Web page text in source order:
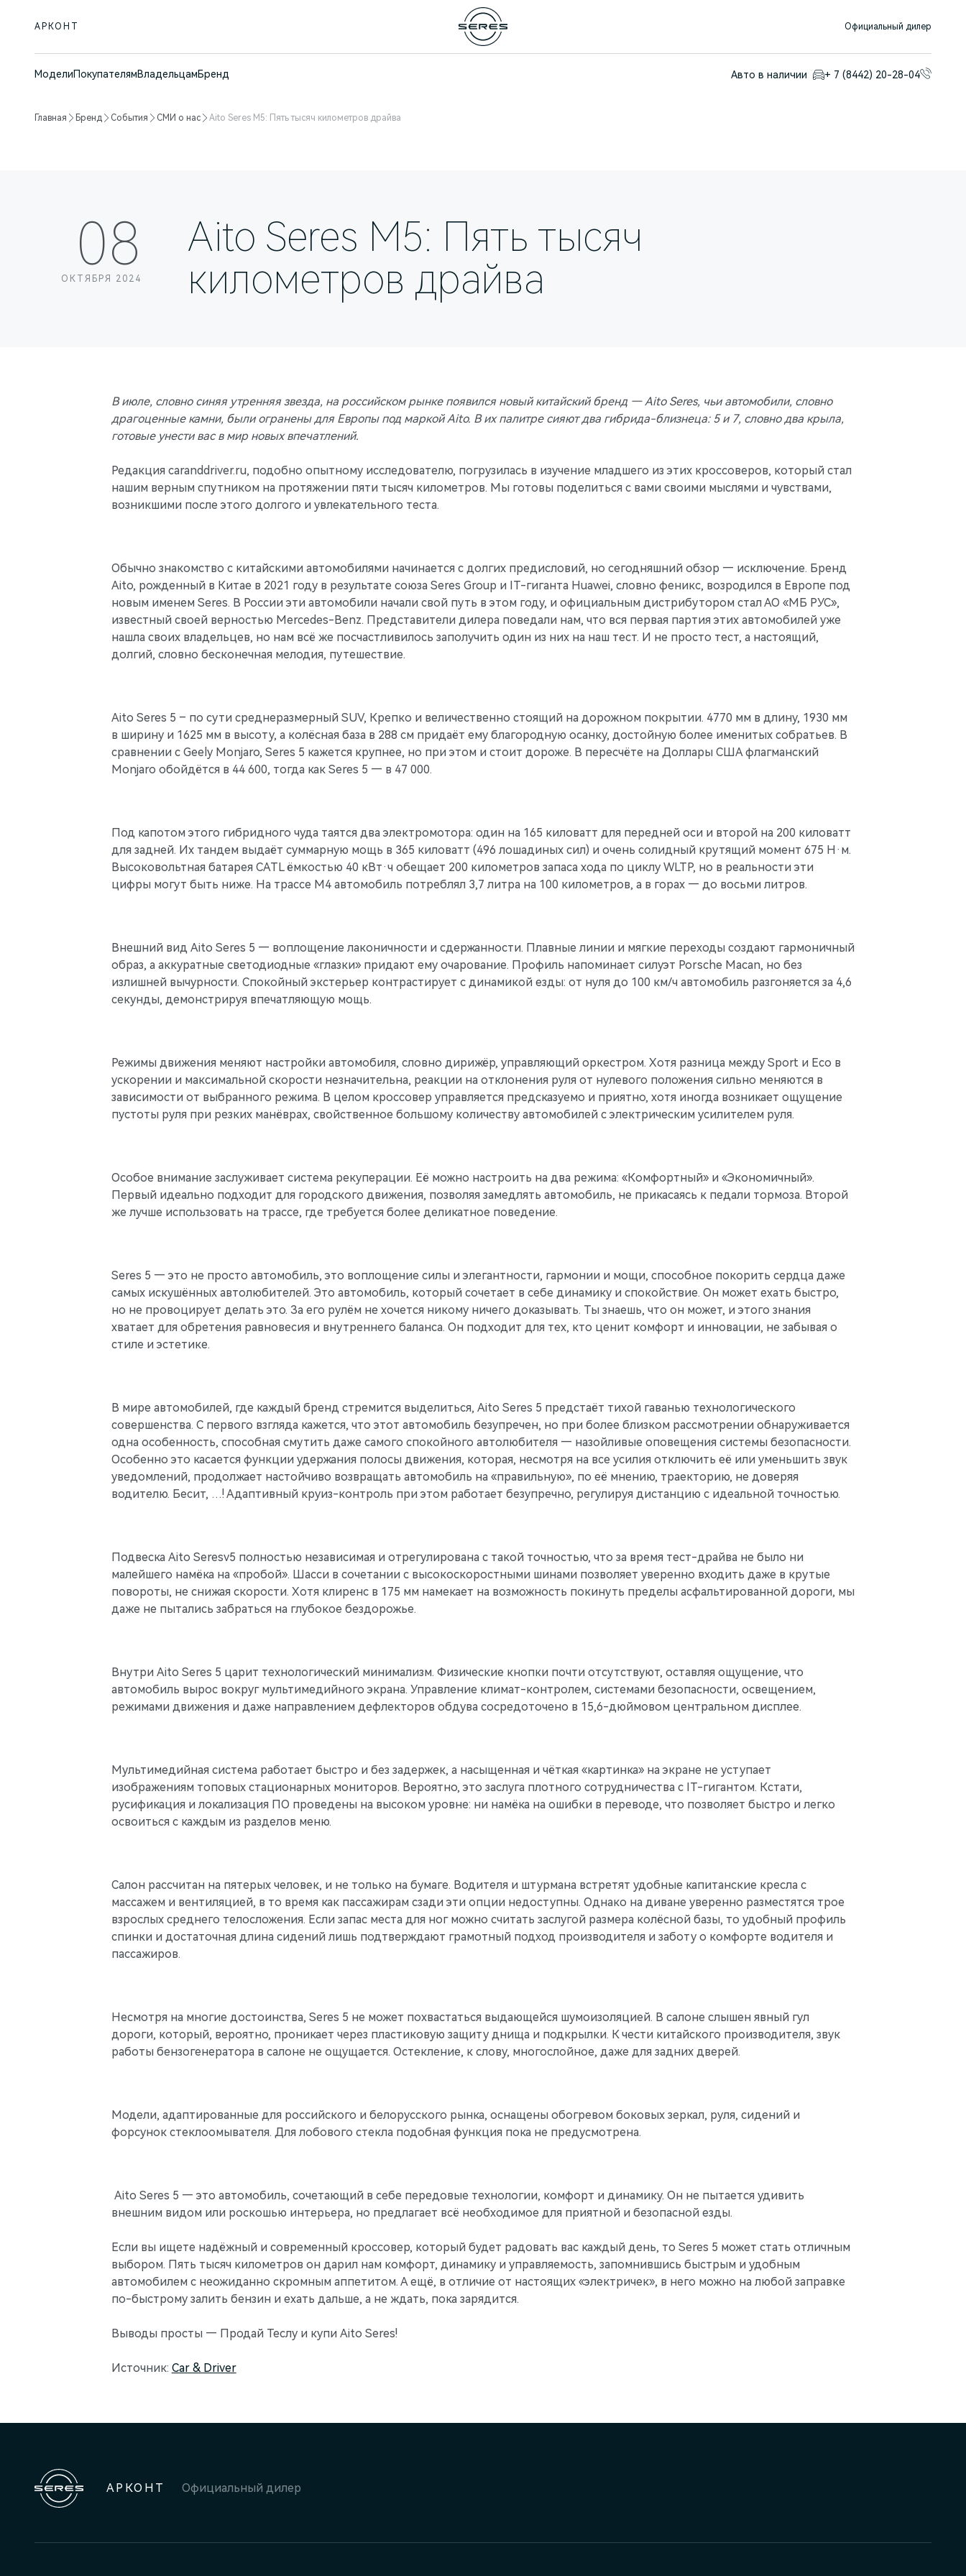
АРКОНТ Официальный дилер
МоделиПокупателямВладельцамБренд Авто в наличии + 7 (8442) 20-28-04
Главная Бренд События СМИ о нас Aito Seres М5: Пять тысяч километров драйва
08
ОКТЯБРЯ 2024
Aito Seres М5: Пять тысяч
километров драйва
В июле, словно синяя утренняя звезда, на российском рынке появился новый китайский бренд — Aito Seres, чьи автомобили, словно
драгоценные камни, были огранены для Европы под маркой Aito. В их палитре сияют два гибрида-близнеца: 5 и 7, словно два крыла,
готовые унести вас в мир новых впечатлений.
Редакция caranddriver.ru, подобно опытному исследователю, погрузилась в изучение младшего из этих кроссоверов, который стал
нашим верным спутником на протяжении пяти тысяч километров. Мы готовы поделиться с вами своими мыслями и чувствами,
возникшими после этого долгого и увлекательного теста.
Обычно знакомство с китайскими автомобилями начинается с долгих предисловий, но сегодняшний обзор — исключение. Бренд
Aito, рожденный в Китае в 2021 году в результате союза Seres Group и IT-гиганта Huawei, словно феникс, возродился в Европе под
новым именем Seres. В России эти автомобили начали свой путь в этом году, и официальным дистрибутором стал АО «МБ РУС»,
известный своей верностью Mercedes-Benz. Представители дилера поведали нам, что вся первая партия этих автомобилей уже
нашла своих владельцев, но нам всё же посчастливилось заполучить один из них на наш тест. И не просто тест, а настоящий,
долгий, словно бесконечная мелодия, путешествие.
Aito Seres 5 – по сути среднеразмерный SUV, Крепко и величественно стоящий на дорожном покрытии. 4770 мм в длину, 1930 мм
в ширину и 1625 мм в высоту, а колёсная база в 288 см придаёт ему благородную осанку, достойную более именитых собратьев. В
сравнении с Geely Monjaro, Seres 5 кажется крупнее, но при этом и стоит дороже. В пересчёте на Доллары США флагманский
Monjaro обойдётся в 44 600, тогда как Seres 5 — в 47 000.
Под капотом этого гибридного чуда таятся два электромотора: один на 165 киловатт для передней оси и второй на 200 киловатт
для задней. Их тандем выдаёт суммарную мощь в 365 киловатт (496 лошадиных сил) и очень солидный крутящий момент 675 Н·м.
Высоковольтная батарея CATL ёмкостью 40 кВт·ч обещает 200 километров запаса хода по циклу WLTP, но в реальности эти
цифры могут быть ниже. На трассе М4 автомобиль потреблял 3,7 литра на 100 километров, а в горах — до восьми литров.
Внешний вид Aito Seres 5 — воплощение лаконичности и сдержанности. Плавные линии и мягкие переходы создают гармоничный
образ, а аккуратные светодиодные «глазки» придают ему очарование. Профиль напоминает силуэт Porsche Macan, но без
излишней вычурности. Спокойный экстерьер контрастирует с динамикой езды: от нуля до 100 км/ч автомобиль разгоняется за 4,6
секунды, демонстрируя впечатляющую мощь.
Режимы движения меняют настройки автомобиля, словно дирижёр, управляющий оркестром. Хотя разница между Sport и Eco в
ускорении и максимальной скорости незначительна, реакции на отклонения руля от нулевого положения сильно меняются в
зависимости от выбранного режима. В целом кроссовер управляется предсказуемо и приятно, хотя иногда возникает ощущение
пустоты руля при резких манёврах, свойственное большому количеству автомобилей с электрическим усилителем руля.
Особое внимание заслуживает система рекуперации. Её можно настроить на два режима: «Комфортный» и «Экономичный».
Первый идеально подходит для городского движения, позволяя замедлять автомобиль, не прикасаясь к педали тормоза. Второй
же лучше использовать на трассе, где требуется более деликатное поведение.
Seres 5 — это не просто автомобиль, это воплощение силы и элегантности, гармонии и мощи, способное покорить сердца даже
самых искушённых автолюбителей. Это автомобиль, который сочетает в себе динамику и спокойствие. Он может ехать быстро,
но не провоцирует делать это. За его рулём не хочется никому ничего доказывать. Ты знаешь, что он может, и этого знания
хватает для обретения равновесия и внутреннего баланса. Он подходит для тех, кто ценит комфорт и инновации, не забывая о
стиле и эстетике.
В мире автомобилей, где каждый бренд стремится выделиться, Aito Seres 5 предстаёт тихой гаванью технологического
совершенства. С первого взгляда кажется, что этот автомобиль безупречен, но при более близком рассмотрении обнаруживается
одна особенность, способная смутить даже самого спокойного автолюбителя — назойливые оповещения системы безопасности.
Особенно это касается функции удержания полосы движения, которая, несмотря на все усилия отключить её или уменьшить звук
уведомлений, продолжает настойчиво возвращать автомобиль на «правильную», по её мнению, траекторию, не доверяя
водителю. Бесит, …! Адаптивный круиз-контроль при этом работает безупречно, регулируя дистанцию с идеальной точностью.
Подвеска Aito Seresv5 полностью независимая и отрегулирована с такой точностью, что за время тест-драйва не было ни
малейшего намёка на «пробой». Шасси в сочетании с высокоскоростными шинами позволяет уверенно входить даже в крутые
повороты, не снижая скорости. Хотя клиренс в 175 мм намекает на возможность покинуть пределы асфальтированной дороги, мы
даже не пытались забраться на глубокое бездорожье.
Внутри Aito Seres 5 царит технологический минимализм. Физические кнопки почти отсутствуют, оставляя ощущение, что
автомобиль вырос вокруг мультимедийного экрана. Управление климат-контролем, системами безопасности, освещением,
режимами движения и даже направлением дефлекторов обдува сосредоточено в 15,6-дюймовом центральном дисплее.
Мультимедийная система работает быстро и без задержек, а насыщенная и чёткая «картинка» на экране не уступает
изображениям топовых стационарных мониторов. Вероятно, это заслуга плотного сотрудничества с IT-гигантом. Кстати,
русификация и локализация ПО проведены на высоком уровне: ни намёка на ошибки в переводе, что позволяет быстро и легко
освоиться с каждым из разделов меню.
Салон рассчитан на пятерых человек, и не только на бумаге. Водителя и штурмана встретят удобные капитанские кресла с
массажем и вентиляцией, в то время как пассажирам сзади эти опции недоступны. Однако на диване уверенно разместятся трое
взрослых среднего телосложения. Если запас места для ног можно считать заслугой размера колёсной базы, то удобный профиль
спинки и достаточная длина сидений лишь подтверждают грамотный подход производителя и заботу о комфорте водителя и
пассажиров.
Несмотря на многие достоинства, Seres 5 не может похвастаться выдающейся шумоизоляцией. В салоне слышен явный гул
дороги, который, вероятно, проникает через пластиковую защиту днища и подкрылки. К чести китайского производителя, звук
работы бензогенератора в салоне не ощущается. Остекление, к слову, многослойное, даже для задних дверей.
Модели, адаптированные для российского и белорусского рынка, оснащены обогревом боковых зеркал, руля, сидений и
форсунок стеклоомывателя. Для лобового стекла подобная функция пока не предусмотрена.
Aito Seres 5 — это автомобиль, сочетающий в себе передовые технологии, комфорт и динамику. Он не пытается удивить
внешним видом или роскошью интерьера, но предлагает всё необходимое для приятной и безопасной езды.
Если вы ищете надёжный и современный кроссовер, который будет радовать вас каждый день, то Seres 5 может стать отличным
выбором. Пять тысяч километров он дарил нам комфорт, динамику и управляемость, запомнившись быстрым и удобным
автомобилем с неожиданно скромным аппетитом. А ещё, в отличие от настоящих «электричек», в него можно на любой заправке
по-быстрому залить бензин и ехать дальше, а не ждать, пока зарядится.
Выводы просты — Продай Теслу и купи Aito Seres!
Источник: Car & Driver
АРКОНТ Официальный дилер